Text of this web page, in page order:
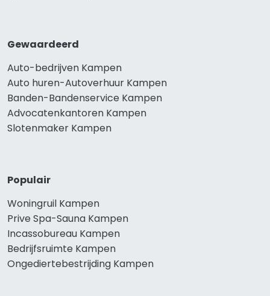
Gewaardeerd
Auto-bedrijven Kampen
Auto huren-Autoverhuur Kampen
Banden-Bandenservice Kampen
Advocatenkantoren Kampen
Slotenmaker Kampen
Populair
Woningruil Kampen
Prive Spa-Sauna Kampen
Incassobureau Kampen
Bedrijfsruimte Kampen
Ongediertebestrijding Kampen